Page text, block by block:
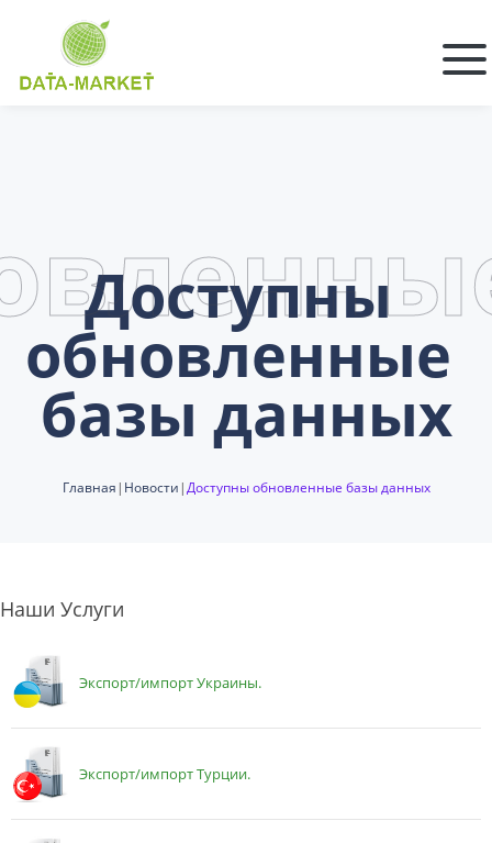
Доступны
обновленные
базы данных
Главная | Новости |Доступны обновленные базы данных
Наши Услуги
Экспорт/импорт Украины.
Экспорт/импорт Турции.